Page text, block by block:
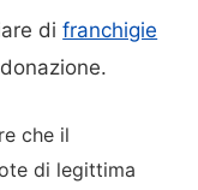
difranchigie
che il
di legittima